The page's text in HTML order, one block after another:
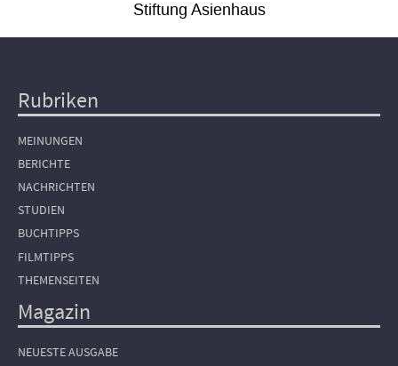
Stiftung Asienhaus
Hauptnavigation
Rubriken
MEINUNGEN
BERICHTE
NACHRICHTEN
STUDIEN
BUCHTIPPS
FILMTIPPS
THEMENSEITEN
Magazin
NEUESTE AUSGABE